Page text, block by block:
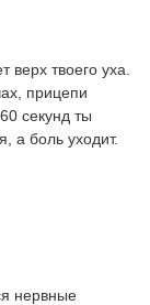
верх твоего уха.
прицепи
секунд ты
а боль уходит.
нервные